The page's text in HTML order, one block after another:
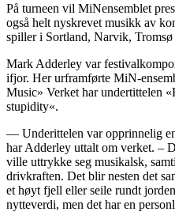
På turneen vil MiNensemblet
også helt nyskrevet musikk av
spiller i Sortland, Narvik,
Mark Adderley var
ifjor. Her urframførte MiN-
Music» Verket har undertittelen
stupidity«.
— Underittelen var opprinnelig
har Adderley uttalt om verket. –
ville uttrykke seg musikalsk,
drivkraften. Det blir nesten det
et høyt fjell eller seile rundt
nytteverdi, men det har en